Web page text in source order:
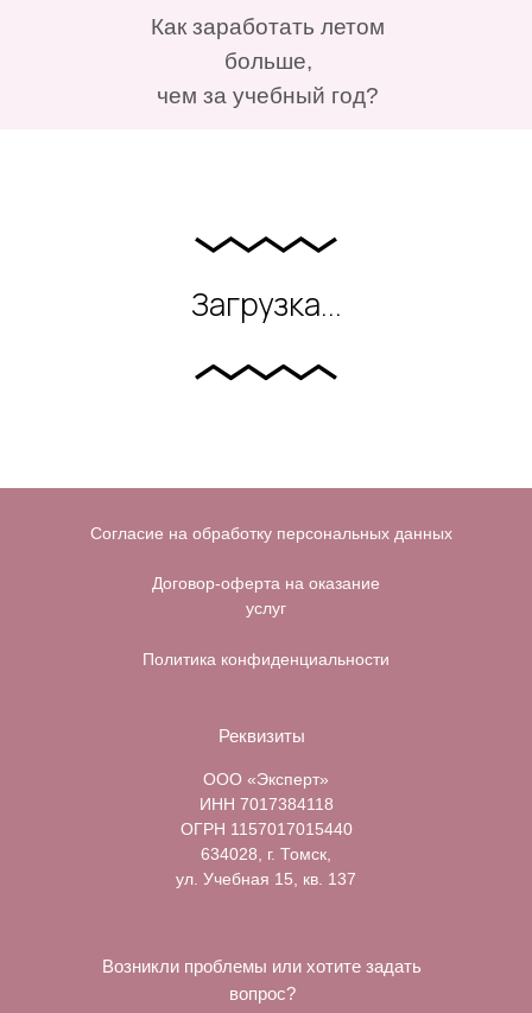
Как заработать летом
больше,
чем за учебный год?
Загрузка...
Согласие на обработку персональных данных
Договор-оферта на оказание
услуг
Политика конфиденциальности
Возникли проблемы или хотите задать
вопрос?
Реквизиты
ООО «Эксперт»
ИНН 7017384118
ОГРН 1157017015440
634028, г. Томск,
ул. Учебная 15, кв. 137